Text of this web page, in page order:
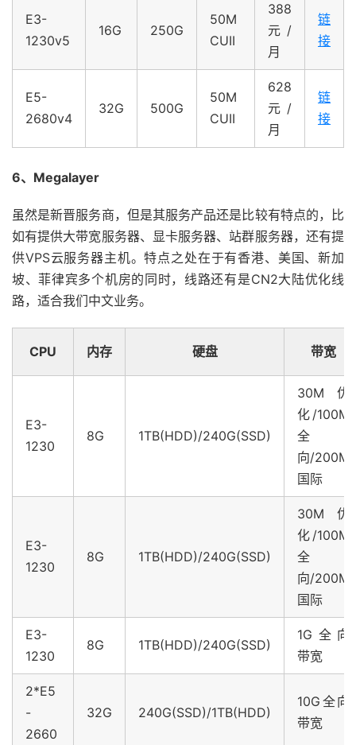
E3-
1230v5
16G 250G
50M
CUII
388
元/
月
链
接
E5-
2680v4
32G 500G
50M
CUII
628
元/
月
链
接
6、Megalayer
虽然是新晋服务商，但是其服务产品还是比较有特点的，比
如有提供大带宽服务器、显卡服务器、站群服务器，还有提
供VPS云服务器主机。特点之处在于有香港、美国、新加
坡、菲律宾多个机房的同时，线路还有是CN2大陆优化线
路，适合我们中文业务。
CPU 内存 硬盘 带宽
E3-
1230
8G 1TB(HDD)/240G(SSD)
30M优
化/100M
全
向/200M
国际
E3-
1230
8G 1TB(HDD)/240G(SSD)
30M优
化/100M
全
向/200M
国际
E3-
1230
8G 1TB(HDD)/240G(SSD)
1G全向
带宽
2*E5
-
2660
32G 240G(SSD)/1TB(HDD)
10G全向
带宽